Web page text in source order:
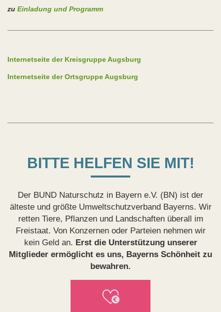
zu Einladung und Programm
Internetseite der Kreisgruppe Augsburg
Internetseite der Ortsgruppe Augsburg
BITTE HELFEN SIE MIT!
Der BUND Naturschutz in Bayern e.V. (BN) ist der
älteste und größte Umweltschutzverband Bayerns. Wir
retten Tiere, Pflanzen und Landschaften überall im
Freistaat. Von Konzernen oder Parteien nehmen wir
kein Geld an. Erst die Unterstützung unserer
Mitglieder ermöglicht es uns, Bayerns Schönheit zu
bewahren.